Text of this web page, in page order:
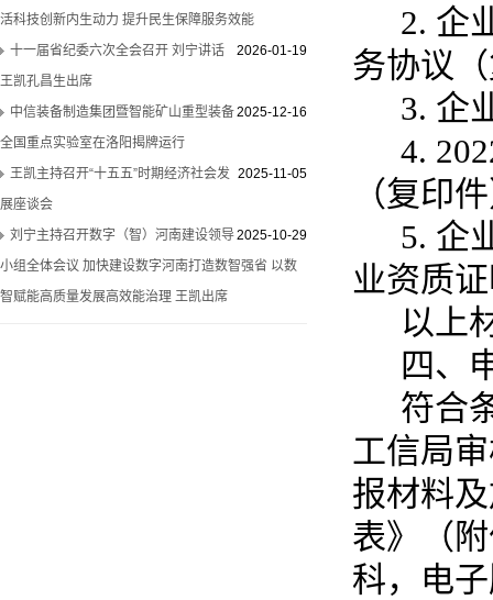
活科技创新内生动力 提升民生保障服务效能
2026-01-19
十一届省纪委六次全会召开 刘宁讲话
王凯孔昌生出席
2025-12-16
中信装备制造集团暨智能矿山重型装备
全国重点实验室在洛阳揭牌运行
2025-11-05
王凯主持召开“十五五”时期经济社会发
展座谈会
2025-10-29
刘宁主持召开数字（智）河南建设领导
小组全体会议 加快建设数字河南打造数智强省 以数
智赋能高质量发展高效能治理 王凯出席
2. 企
务协议
3. 企
4.
（复印
5. 企
业资质
以上
四、
符合
工信局
报材料
表》（
科，电